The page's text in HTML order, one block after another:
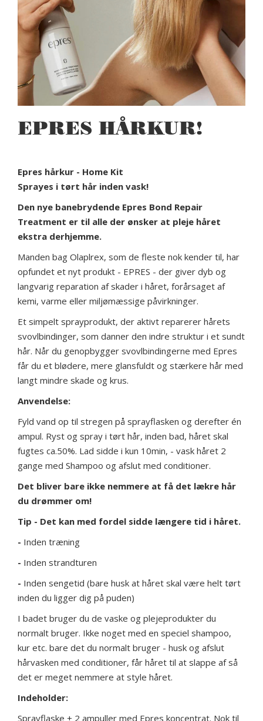
EPRES HÅRKUR!
Epres hårkur - Home Kit
Sprayes i tørt hår inden vask!
Den nye banebrydende Epres Bond Repair
Treatment er til alle der ønsker at pleje håret
ekstra derhjemme.
Manden bag Olaplrex, som de fleste nok kender til, har
opfundet et nyt produkt - EPRES - der giver dyb og
langvarig reparation af skader i håret, forårsaget af
kemi, varme eller miljømæssige påvirkninger.
Et simpelt sprayprodukt, der aktivt reparerer hårets
svovlbindinger, som danner den indre struktur i et sundt
hår. Når du genopbygger svovlbindingerne med Epres
får du et blødere, mere glansfuldt og stærkere hår med
langt mindre skade og krus.
Anvendelse:
Fyld vand op til stregen på sprayflasken og derefter én
ampul. Ryst og spray i tørt hår, inden bad, håret skal
fugtes ca.50%. Lad sidde i kun 10min, - vask håret 2
gange med Shampoo og afslut med conditioner.
Det bliver bare ikke nemmere at få det lækre hår
du drømmer om!
Tip - Det kan med fordel sidde længere tid i håret.
- Inden træning
- Inden strandturen
- Inden sengetid (bare husk at håret skal være helt tørt
inden du ligger dig på puden)
I badet bruger du de vaske og plejeprodukter du
normalt bruger. Ikke noget med en speciel shampoo,
kur etc. bare det du normalt bruger - husk og afslut
hårvasken med conditioner, får håret til at slappe af så
det er meget nemmere at style håret.
Indeholder:
Sprayflaske + 2 ampuller med Epres koncentrat. Nok til